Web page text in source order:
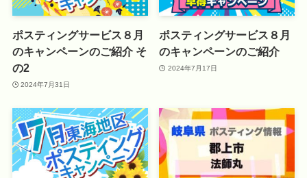
ポスティングサービス８月
のキャンペーンのご紹介 そ
の2
2024年7月31日
ポスティングサービス８月
のキャンペーンのご紹介
2024年7月17日